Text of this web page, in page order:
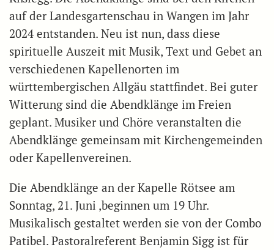
auf der Landesgartenschau in Wangen im Jahr
2024 entstanden. Neu ist nun, dass diese
spirituelle Auszeit mit Musik, Text und Gebet an
verschiedenen Kapellenorten im
württembergischen Allgäu stattfindet. Bei guter
Witterung sind die Abendklänge im Freien
geplant. Musiker und Chöre veranstalten die
Abendklänge gemeinsam mit Kirchengemeinden
oder Kapellenvereinen.
Die Abendklänge an der Kapelle Rötsee am
Sonntag, 21. Juni ,beginnen um 19 Uhr.
Musikalisch gestaltet werden sie von der Combo
Patibel. Pastoralreferent Benjamin Sigg ist für